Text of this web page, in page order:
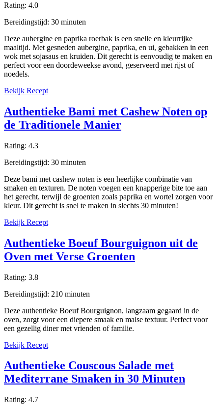
Rating: 4.0
Bereidingstijd: 30 minuten
Deze aubergine en paprika roerbak is een snelle en kleurrijke
maaltijd. Met gesneden aubergine, paprika, en ui, gebakken in een
wok met sojasaus en kruiden. Dit gerecht is eenvoudig te maken en
perfect voor een doordeweekse avond, geserveerd met rijst of
noedels.
Bekijk Recept
Authentieke Bami met Cashew Noten op
de Traditionele Manier
Rating: 4.3
Bereidingstijd: 30 minuten
Deze bami met cashew noten is een heerlijke combinatie van
smaken en texturen. De noten voegen een knapperige bite toe aan
het gerecht, terwijl de groenten zoals paprika en wortel zorgen voor
kleur. Dit gerecht is snel te maken in slechts 30 minuten!
Bekijk Recept
Authentieke Boeuf Bourguignon uit de
Oven met Verse Groenten
Rating: 3.8
Bereidingstijd: 210 minuten
Deze authentieke Boeuf Bourguignon, langzaam gegaard in de
oven, zorgt voor een diepere smaak en malse textuur. Perfect voor
een gezellig diner met vrienden of familie.
Bekijk Recept
Authentieke Couscous Salade met
Mediterrane Smaken in 30 Minuten
Rating: 4.7